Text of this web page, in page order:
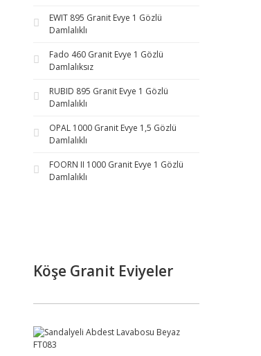
EWIT 895 Granit Evye 1 Gözlü
Damlalıklı
Fado 460 Granit Evye 1 Gözlü
Damlalıksız
RUBID 895 Granit Evye 1 Gözlü
Damlalıklı
OPAL 1000 Granit Evye 1,5 Gözlü
Damlalıklı
FOORN II 1000 Granit Evye 1 Gözlü
Damlalıklı
Köşe Granit Eviyeler